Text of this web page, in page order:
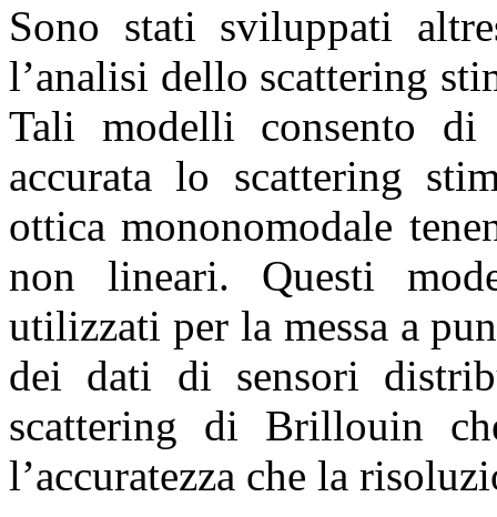
Sono stati sviluppati
l’analisi dello scattering
Tali modelli consento di
accurata lo scattering
ottica mononomodale
non lineari. Questi
utilizzati per la messa a
dei dati di sensori
scattering di Brillouin
l’accuratezza che la